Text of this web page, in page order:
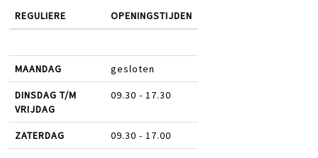
REGULIERE OPENINGSTIJDEN
MAANDAG gesloten
DINSDAG T/M
VRIJDAG
09.30 - 17.30
ZATERDAG 09.30 - 17.00